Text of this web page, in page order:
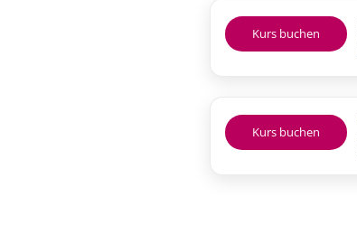
Kurs buchen
Kurs buchen